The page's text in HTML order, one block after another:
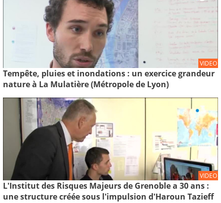
VIDEO
Tempête, pluies et inondations : un exercice grandeur
nature à La Mulatière (Métropole de Lyon)
VIDEO
L'Institut des Risques Majeurs de Grenoble a 30 ans :
une structure créée sous l'impulsion d'Haroun Tazieff